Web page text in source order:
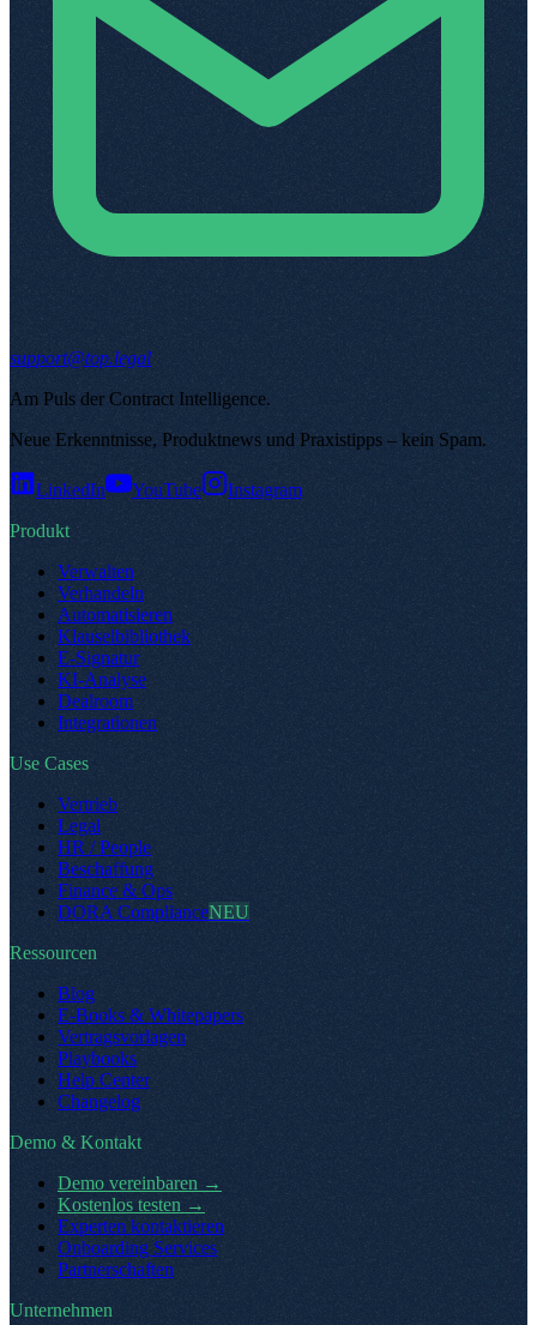
support@top.legal
Am Puls der Contract Intelligence.
Neue Erkenntnisse, Produktnews und Praxistipps – kein Spam.
LinkedIn YouTube
Instagram
Produkt
Verwalten
Verhandeln
Automatisieren
Klauselbibliothek
E-Signatur
KI-Analyse
Dealroom
Integrationen
Use Cases
Vertrieb
Legal
HR / People
Beschaffung
Finance & Ops
DORA ComplianceNEU
Ressourcen
Blog
E-Books & Whitepapers
Vertragsvorlagen
Playbooks
Help Center
Changelog
Demo & Kontakt
Demo vereinbaren →
Kostenlos testen →
Experten kontaktieren
Onboarding Services
Partnerschaften
Unternehmen